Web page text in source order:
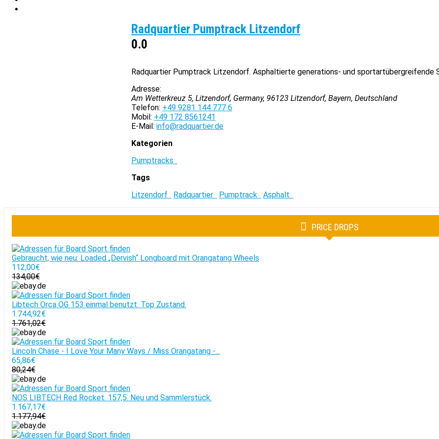
Radquartier Pumptrack Litzendorf
0.0
Radquartier Pumptrack Litzendorf. Asphaltierte generations- und sportartübergreifende
Adresse:
Am Wetterkreuz 5, Litzendorf, Germany, 96123 Litzendorf, Bayern, Deutschland
Telefon: +49 9281 144 777 6
Mobil: +49 172 8561241
E-Mail: info@radquartier.de
Kategorien
Pumptracks
Tags
Litzendorf
Radquartier Pumptrack Asphalt
PRICE DROPS
Gebraucht, wie neu: Loaded „Dervish“ Longboard mit Orangatang Wheels
112,00€
134,00€
Libtech Orca OG 153 einmal benutzt. Top Zustand.
1.744,92€
1.761,02€
Lincoln Chase - I Love Your Many Ways / Miss Orangatang -...
65,86€
80,24€
NOS LIBTECH Red Rocket. 157,5. Neu und Sammlerstück.
1.167,17€
1.177,94€